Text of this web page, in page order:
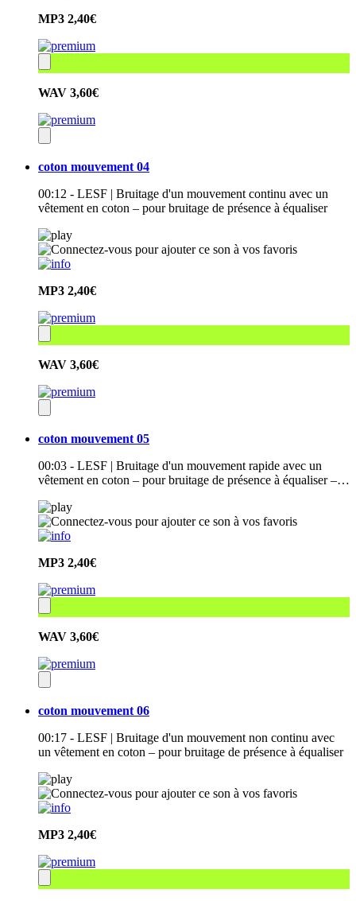
MP3 2,40€
WAV 3,60€
coton mouvement 04
00:12 - LESF | Bruitage d'un mouvement continu avec un
vêtement en coton – pour bruitage de présence à équaliser
MP3 2,40€
WAV 3,60€
coton mouvement 05
00:03 - LESF | Bruitage d'un mouvement rapide avec un
vêtement en coton – pour bruitage de présence à équaliser –…
MP3 2,40€
WAV 3,60€
coton mouvement 06
00:17 - LESF | Bruitage d'un mouvement non continu avec
un vêtement en coton – pour bruitage de présence à équaliser
MP3 2,40€